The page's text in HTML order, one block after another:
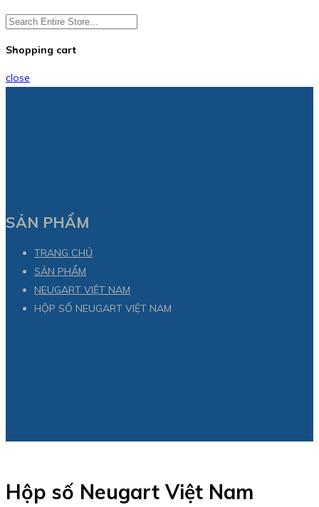
Shopping cart
close
SẢN PHẨM
TRANG CHỦ
SẢN PHẨM
NEUGART VIỆT NAM
HỘP SỐ NEUGART VIỆT NAM
Hộp số Neugart Việt Nam